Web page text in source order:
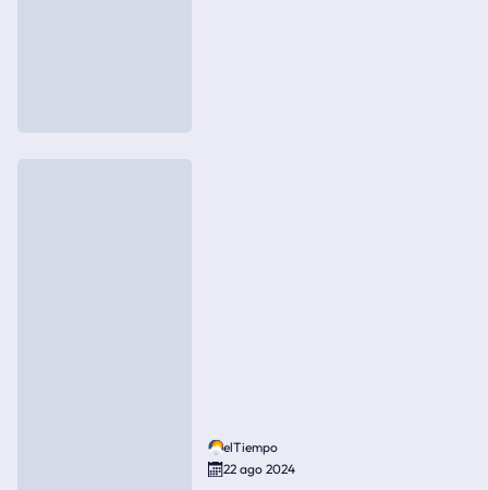
elTiempo
22 ago 2024